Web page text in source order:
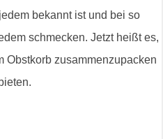
bekannt ist und bei so
schmecken. Jetzt heißt es,
Obstkorb zusammenzupacken